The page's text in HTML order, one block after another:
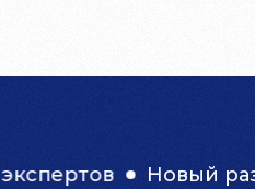
Новый раздел для